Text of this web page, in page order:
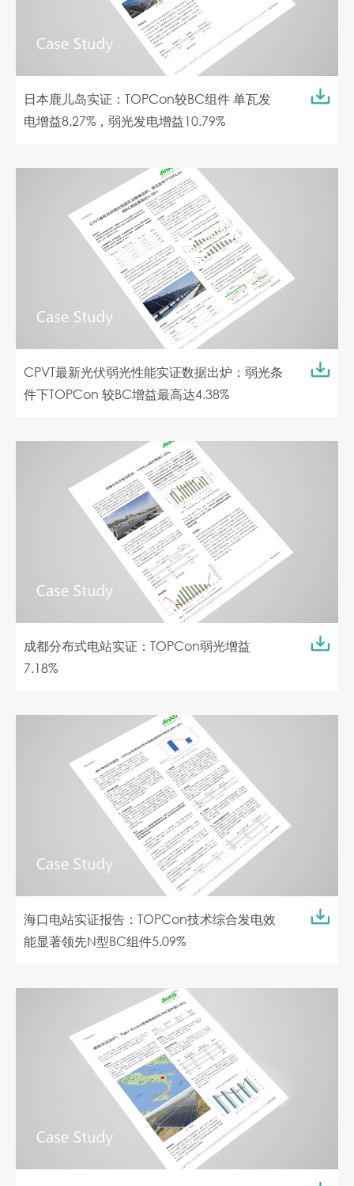
日本鹿儿岛实证：TOPCon较BC组件 单瓦发
电增益8.27%，弱光发电增益10.79%
CPVT最新光伏弱光性能实证数据出炉：弱光条
件下TOPCon 较BC增益最高达4.38%
成都分布式电站实证：TOPCon弱光增益
7.18%
海口电站实证报告：TOPCon技术综合发电效
能显著领先N型BC组件5.09%